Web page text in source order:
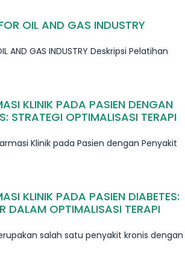
OIL AND GAS INDUSTRY
AND GAS INDUSTRY Deskripsi Pelatihan
KLINIK PADA PASIEN DENGAN
STRATEGI OPTIMALISASI TERAPI
Klinik pada Pasien dengan Penyakit
KLINIK PADA PASIEN DIABETES:
DALAM OPTIMALISASI TERAPI
salah satu penyakit kronis dengan